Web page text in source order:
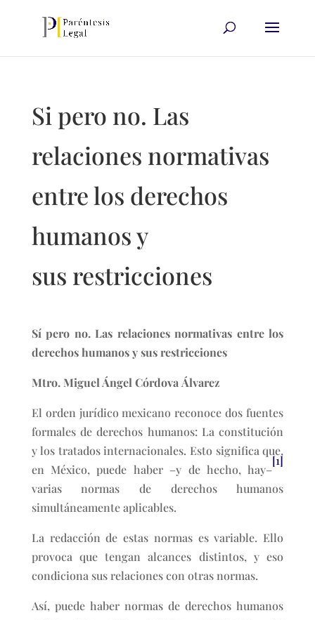
Si pero no. Las
relaciones normativas
entre los derechos
humanos y
sus restricciones
Sí pero no. Las relaciones normativas entre los
derechos humanos y sus restricciones
Mtro. Miguel Ángel Córdova Álvarez
El orden jurídico mexicano reconoce dos fuentes
formales de derechos humanos: La constitución
y los tratados internacionales. Esto significa que,
en México, puede haber –y de hecho, hay–
[1]
varias normas de derechos humanos
simultáneamente aplicables.
La redacción de estas normas es variable. Ello
provoca que tengan alcances distintos, y eso
condiciona sus relaciones con otras normas.
Así, puede haber normas de derechos humanos